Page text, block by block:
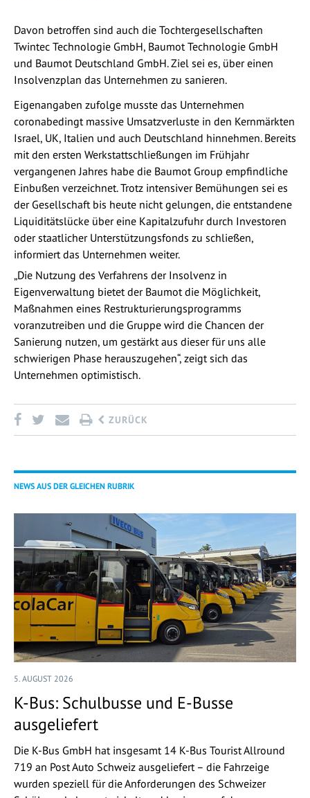
Davon betroffen sind auch die Tochtergesellschaften
Twintec Technologie GmbH, Baumot Technologie GmbH
und Baumot Deutschland GmbH. Ziel sei es, über einen
Insolvenzplan das Unternehmen zu sanieren.
Eigenangaben zufolge musste das Unternehmen
coronabedingt massive Umsatzverluste in den Kernmärkten
Israel, UK, Italien und auch Deutschland hinnehmen. Bereits
mit den ersten Werkstattschließungen im Frühjahr
vergangenen Jahres habe die Baumot Group empfindliche
Einbußen verzeichnet. Trotz intensiver Bemühungen sei es
der Gesellschaft bis heute nicht gelungen, die entstandene
Liquiditätslücke über eine Kapitalzufuhr durch Investoren
oder staatlicher Unterstützungsfonds zu schließen,
informiert das Unternehmen weiter.
„Die Nutzung des Verfahrens der Insolvenz in
Eigenverwaltung bietet der Baumot die Möglichkeit,
Maßnahmen eines Restrukturierungsprogramms
voranzutreiben und die Gruppe wird die Chancen der
Sanierung nutzen, um gestärkt aus dieser für uns alle
schwierigen Phase herauszugehen“, zeigt sich das
Unternehmen optimistisch.
ZURÜCK
NEWS AUS DER GLEICHEN RUBRIK
5. AUGUST 2026
K-Bus: Schulbusse und E-Busse
ausgeliefert
Die K-Bus GmbH hat insgesamt 14 K-Bus Tourist Allround
719 an Post Auto Schweiz ausgeliefert – die Fahrzeige
wurden speziell für die Anforderungen des Schweizer